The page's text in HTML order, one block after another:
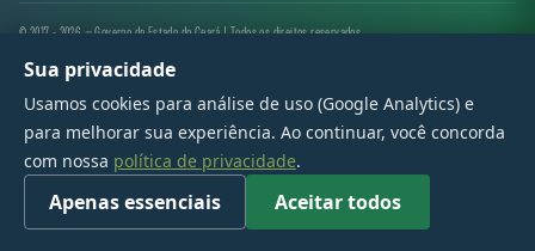
© 2017 - 2026 — Governo do Estado do Ceará | Todos os direitos reservados
Sua privacidade
Usamos cookies para análise de uso (Google Analytics) e
para melhorar sua experiência. Ao continuar, você concorda
com nossa política de privacidade.
Apenas essenciais Aceitar todos